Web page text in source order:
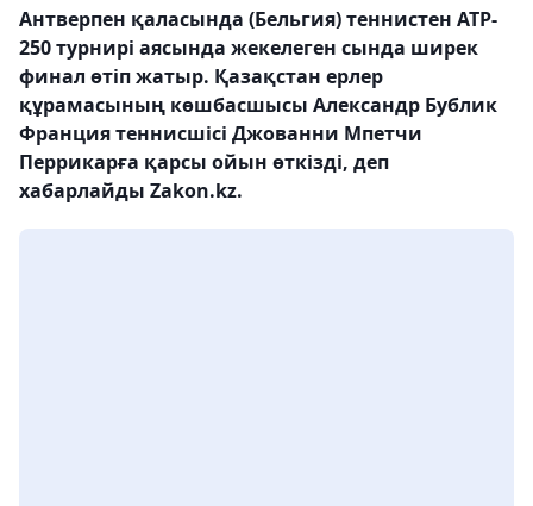
Антверпен қаласында (Бельгия) теннистен ATP-
250 турнирі аясында жекелеген сында ширек
финал өтіп жатыр. Қазақстан ерлер
құрамасының көшбасшысы Александр Бублик
Франция теннисшісі Джованни Мпетчи
Перрикарға қарсы ойын өткізді, деп
хабарлайды Zakon.kz.